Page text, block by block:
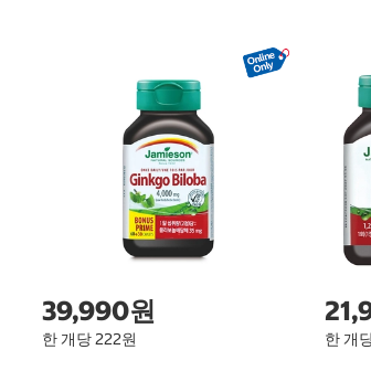
39,990원
한 개당 222원 한 개